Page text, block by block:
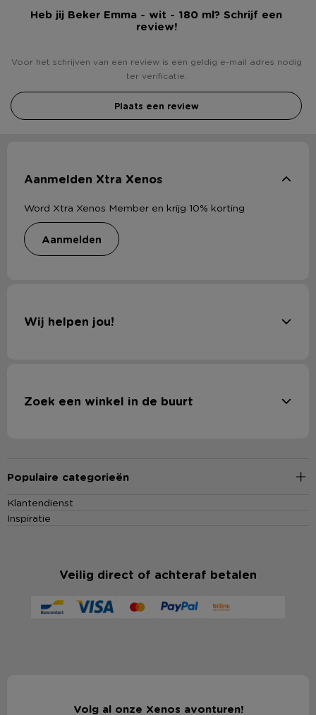
Heb jij Beker Emma - wit - 180 ml? Schrijf een
review!
Voor het schrijven van een review is een geldig e-mail adres nodig
ter verificatie.
Plaats een review
Aanmelden Xtra Xenos
Word Xtra Xenos Member en krijg 10% korting
aanmelden
Wij helpen jou!
Zoek een winkel in de buurt
Populaire categorieën
Klantendienst
Inspiratie
Veilig direct of achteraf betalen
Volg al onze Xenos avonturen!